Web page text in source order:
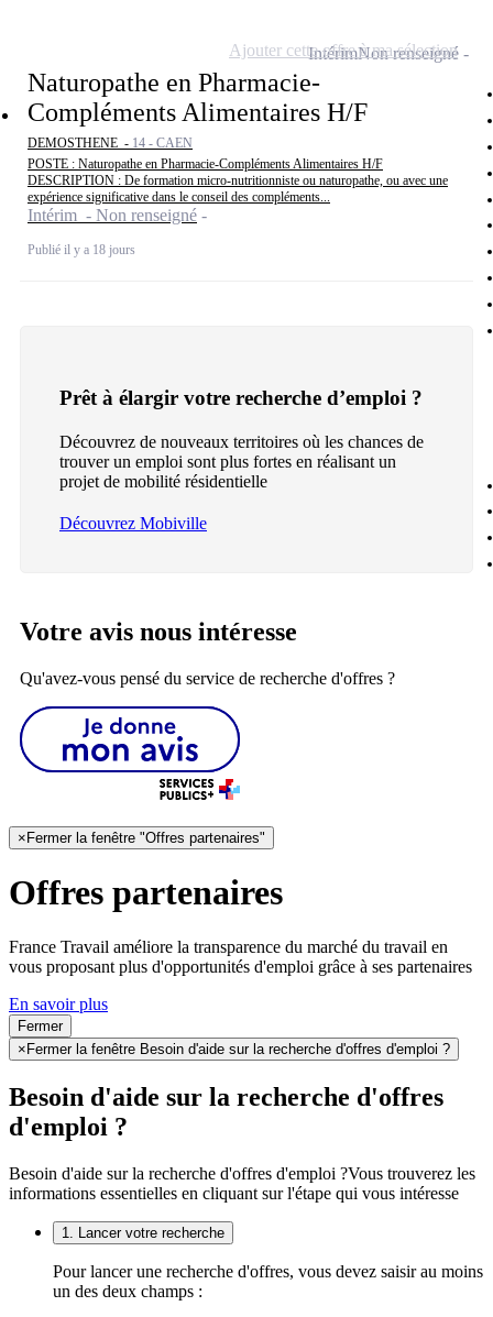
Naturopathe en Pharmacie-
Compléments Alimentaires H/F
DEMOSTHENE - 14 - CAEN
POSTE : Naturopathe en Pharmacie-Compléments Alimentaires H/F
DESCRIPTION : De formation micro-nutritionniste ou naturopathe, ou avec une
expérience significative dans le conseil des compléments...
Intérim - Non renseigné
Publié il y a 18 jours
IntérimNon renseigné
Ajouter cette offre à ma sélection
Prêt à élargir votre recherche d’emploi ?
Découvrez de nouveaux territoires où les chances de
trouver un emploi sont plus fortes en réalisant un
projet de mobilité résidentielle
Découvrez Mobiville
Votre avis nous intéresse
Qu'avez-vous pensé du service de recherche d'offres ?
× Fermer la fenêtre "Offres partenaires"
Offres partenaires
France Travail améliore la transparence du marché du travail en
vous proposant plus d'opportunités d'emploi grâce à ses partenaires
En savoir plus
Fermer
× Fermer la fenêtre Besoin d'aide sur la recherche d'offres d'emploi ?
Besoin d'aide sur la recherche d'offres
d'emploi ?
Besoin d'aide sur la recherche d'offres d'emploi ?Vous trouverez les
informations essentielles en cliquant sur l'étape qui vous intéresse
1. Lancer votre recherche
Pour lancer une recherche d'offres, vous devez saisir au moins
un des deux champs :